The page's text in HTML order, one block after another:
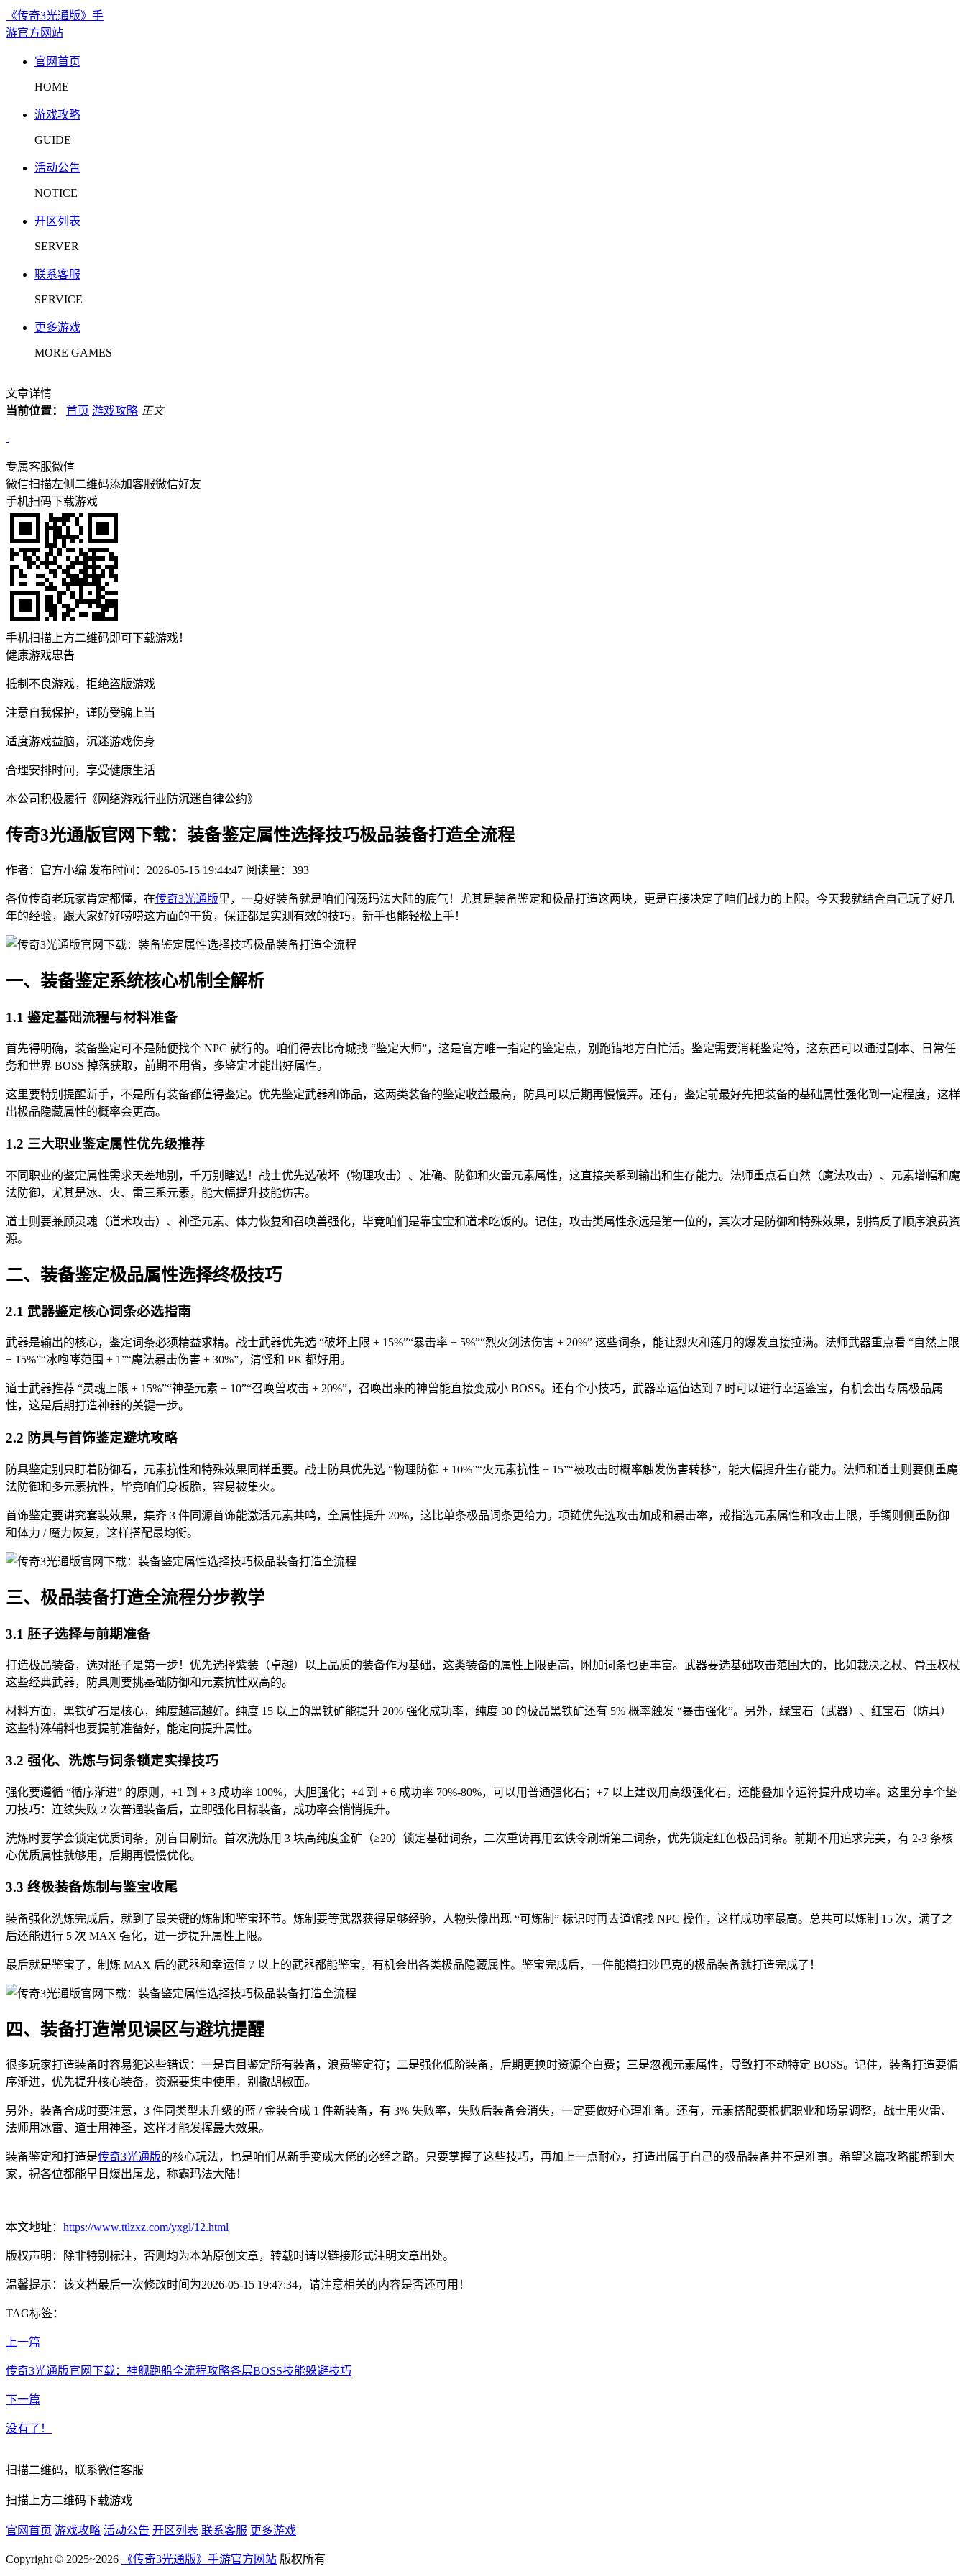
《传奇3光通版》手
游官方网站
官网首页
HOME
游戏攻略
GUIDE
活动公告
NOTICE
开区列表
SERVER
联系客服
SERVICE
更多游戏
MORE GAMES
文章详情
当前位置：
首页 游戏攻略 正文
专属客服微信
微信扫描左侧二维码添加客服微信好友
手机扫码下载游戏
手机扫描上方二维码即可下载游戏！
健康游戏忠告
抵制不良游戏，拒绝盗版游戏
注意自我保护，谨防受骗上当
适度游戏益脑，沉迷游戏伤身
合理安排时间，享受健康生活
本公司积极履行《网络游戏行业防沉迷自律公约》
传奇3光通版官网下载：装备鉴定属性选择技巧极品装备打造全流程
作者：官方小编 发布时间：2026-05-15 19:44:47 阅读量： 393
各位传奇老玩家肯定都懂，在传奇3光通版里，一身好装备就是咱们闯荡玛法大陆的底气！尤其是装备鉴定和极品打造这两块，更是直接决定了咱们战力的上限。今天我就结合自己玩了好几
年的经验，跟大家好好唠唠这方面的干货，保证都是实测有效的技巧，新手也能轻松上手！
一、装备鉴定系统核心机制全解析
1.1 鉴定基础流程与材料准备
首先得明确，装备鉴定可不是随便找个 NPC 就行的。咱们得去比奇城找 “鉴定大师”，这是官方唯一指定的鉴定点，别跑错地方白忙活。鉴定需要消耗鉴定符，这东西可以通过副本、日常任
务和世界 BOSS 掉落获取，前期不用省，多鉴定才能出好属性。
这里要特别提醒新手，不是所有装备都值得鉴定。优先鉴定武器和饰品，这两类装备的鉴定收益最高，防具可以后期再慢慢弄。还有，鉴定前最好先把装备的基础属性强化到一定程度，这样
出极品隐藏属性的概率会更高。
1.2 三大职业鉴定属性优先级推荐
不同职业的鉴定属性需求天差地别，千万别瞎选！战士优先选破坏（物理攻击）、准确、防御和火雷元素属性，这直接关系到输出和生存能力。法师重点看自然（魔法攻击）、元素增幅和魔
法防御，尤其是冰、火、雷三系元素，能大幅提升技能伤害。
道士则要兼顾灵魂（道术攻击）、神圣元素、体力恢复和召唤兽强化，毕竟咱们是靠宝宝和道术吃饭的。记住，攻击类属性永远是第一位的，其次才是防御和特殊效果，别搞反了顺序浪费资
源。
二、装备鉴定极品属性选择终极技巧
2.1 武器鉴定核心词条必选指南
武器是输出的核心，鉴定词条必须精益求精。战士武器优先选 “破坏上限 + 15%”“暴击率 + 5%”“烈火剑法伤害 + 20%” 这些词条，能让烈火和莲月的爆发直接拉满。法师武器重点看 “自然上限
+ 15%”“冰咆哮范围 + 1”“魔法暴击伤害 + 30%”，清怪和 PK 都好用。
道士武器推荐 “灵魂上限 + 15%”“神圣元素 + 10”“召唤兽攻击 + 20%”，召唤出来的神兽能直接变成小 BOSS。还有个小技巧，武器幸运值达到 7 时可以进行幸运鉴宝，有机会出专属极品属
性，这是后期打造神器的关键一步。
2.2 防具与首饰鉴定避坑攻略
防具鉴定别只盯着防御看，元素抗性和特殊效果同样重要。战士防具优先选 “物理防御 + 10%”“火元素抗性 + 15”“被攻击时概率触发伤害转移”，能大幅提升生存能力。法师和道士则要侧重魔
法防御和多元素抗性，毕竟咱们身板脆，容易被集火。
首饰鉴定要讲究套装效果，集齐 3 件同源首饰能激活元素共鸣，全属性提升 20%，这比单条极品词条更给力。项链优先选攻击加成和暴击率，戒指选元素属性和攻击上限，手镯则侧重防御
和体力 / 魔力恢复，这样搭配最均衡。
三、极品装备打造全流程分步教学
3.1 胚子选择与前期准备
打造极品装备，选对胚子是第一步！优先选择紫装（卓越）以上品质的装备作为基础，这类装备的属性上限更高，附加词条也更丰富。武器要选基础攻击范围大的，比如裁决之杖、骨玉权杖
这些经典武器，防具则要挑基础防御和元素抗性双高的。
材料方面，黑铁矿石是核心，纯度越高越好。纯度 15 以上的黑铁矿能提升 20% 强化成功率，纯度 30 的极品黑铁矿还有 5% 概率触发 “暴击强化”。另外，绿宝石（武器）、红宝石（防具）
这些特殊辅料也要提前准备好，能定向提升属性。
3.2 强化、洗炼与词条锁定实操技巧
强化要遵循 “循序渐进” 的原则，+1 到 + 3 成功率 100%，大胆强化；+4 到 + 6 成功率 70%-80%，可以用普通强化石；+7 以上建议用高级强化石，还能叠加幸运符提升成功率。这里分享个垫
刀技巧：连续失败 2 次普通装备后，立即强化目标装备，成功率会悄悄提升。
洗炼时要学会锁定优质词条，别盲目刷新。首次洗炼用 3 块高纯度金矿（≥20）锁定基础词条，二次重铸再用玄铁令刷新第二词条，优先锁定红色极品词条。前期不用追求完美，有 2-3 条核
心优质属性就够用，后期再慢慢优化。
3.3 终极装备炼制与鉴宝收尾
装备强化洗炼完成后，就到了最关键的炼制和鉴宝环节。炼制要等武器获得足够经验，人物头像出现 “可炼制” 标识时再去道馆找 NPC 操作，这样成功率最高。总共可以炼制 15 次，满了之
后还能进行 5 次 MAX 强化，进一步提升属性上限。
最后就是鉴宝了，制炼 MAX 后的武器和幸运值 7 以上的武器都能鉴宝，有机会出各类极品隐藏属性。鉴宝完成后，一件能横扫沙巴克的极品装备就打造完成了！
四、装备打造常见误区与避坑提醒
很多玩家打造装备时容易犯这些错误：一是盲目鉴定所有装备，浪费鉴定符；二是强化低阶装备，后期更换时资源全白费；三是忽视元素属性，导致打不动特定 BOSS。记住，装备打造要循
序渐进，优先提升核心装备，资源要集中使用，别撒胡椒面。
另外，装备合成时要注意，3 件同类型未升级的蓝 / 金装合成 1 件新装备，有 3% 失败率，失败后装备会消失，一定要做好心理准备。还有，元素搭配要根据职业和场景调整，战士用火雷、
法师用冰雷、道士用神圣，这样才能发挥最大效果。
装备鉴定和打造是传奇3光通版的核心玩法，也是咱们从新手变成大佬的必经之路。只要掌握了这些技巧，再加上一点耐心，打造出属于自己的极品装备并不是难事。希望这篇攻略能帮到大
家，祝各位都能早日爆出屠龙，称霸玛法大陆！
本文地址： https://www.ttlzxz.com/yxgl/12.html
版权声明：除非特别标注，否则均为本站原创文章，转载时请以链接形式注明文章出处。
温馨提示：该文档最后一次修改时间为2026-05-15 19:47:34，请注意相关的内容是否还可用！
TAG标签：
上一篇
传奇3光通版官网下载：神舰跑船全流程攻略各层BOSS技能躲避技巧
下一篇
没有了！
扫描二维码，联系微信客服
扫描上方二维码下载游戏
官网首页 游戏攻略 活动公告 开区列表 联系客服 更多游戏
Copyright © 2025~2026 《传奇3光通版》手游官方网站 版权所有